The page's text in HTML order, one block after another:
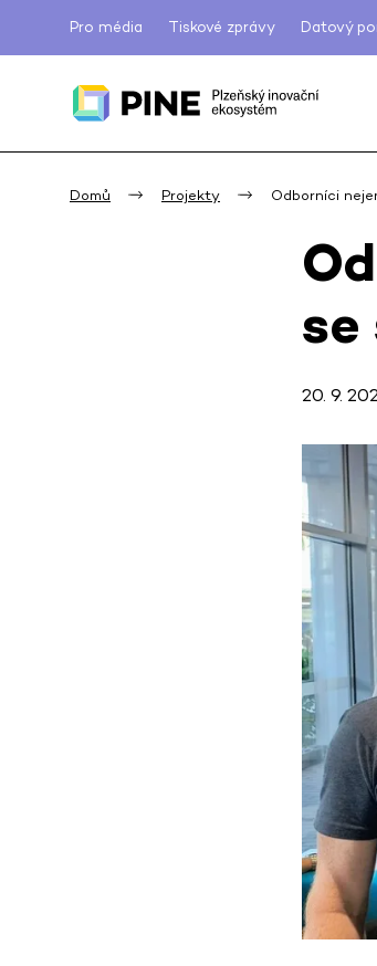
Pro média Tiskové zprávy Datový
Domů Projekty Odborníci
20. 9.